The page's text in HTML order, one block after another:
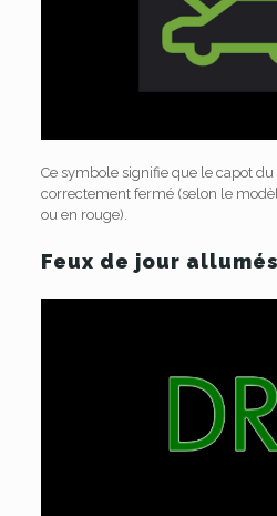
Ce symbole signifie que le capot du
correctement fermé (selon le
ou en rouge).
Feux de jour allumés